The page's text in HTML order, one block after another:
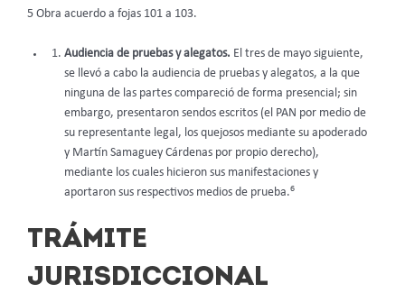
5 Obra acuerdo a fojas 101 a 103.
Audiencia de pruebas y alegatos. El tres de mayo siguiente,
se llevó a cabo la audiencia de pruebas y alegatos, a la que
ninguna de las partes compareció de forma presencial; sin
embargo, presentaron sendos escritos (el PAN por medio de
su representante legal, los quejosos mediante su apoderado
y Martín Samaguey Cárdenas por propio derecho),
mediante los cuales hicieron sus manifestaciones y
aportaron sus respectivos medios de prueba.6
TRÁMITE
JURISDICCIONAL